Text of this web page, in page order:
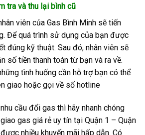
tra và thu lại bình cũ
viên của Gas Bình Minh sẽ tiến
Để quá trình sử dụng của bạn được
đúng kỹ thuật. Sau đó, nhân viên sẽ
số tiền thanh toán từ bạn và ra về.
tình huống cần hỗ trợ bạn có thể
giao hoặc gọi về số hotline
cầu đổi gas thì hãy nhanh chóng
gas giá rẻ uy tín tại Quận 1 – Quận
nhiều khuyến mãi hấp dẫn. Có